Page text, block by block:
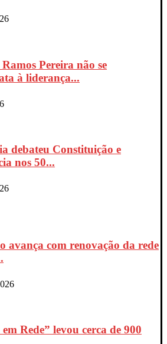
Pereira não se
à liderança...
debateu Constituição e
nos 50...
avança com renovação da rede
Rede” levou cerca de 900